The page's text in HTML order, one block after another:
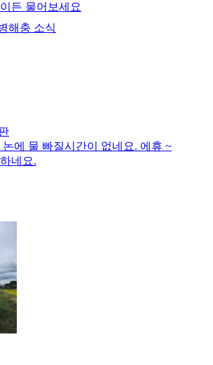
든 물어보세요
해충 소식
에 물 빠질시간이 없네요. 에휴 ~
네요.